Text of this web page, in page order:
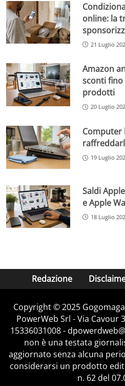
online: la
21 Luglio
Amazon
sconti fino
prodotti
20 Luglio
Computer
19 Luglio
Saldi
e Apple
18 Luglio
Redazione
Copyright © 2025
PowerWeb Srl - Via Cavour
15336031008 -
non è una testata
aggiornato senza alcuna
considerarsi un prodotto
n. 62 del